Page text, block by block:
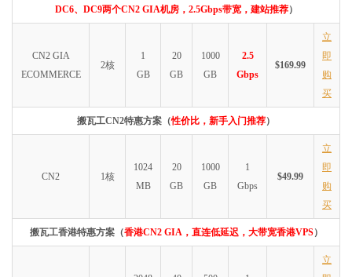
DC6、DC9两个CN2 GIA机房，2.5Gbps带宽，建站推荐）
CN2 GIA
ECOMMERCE
2核
1
GB
20
GB
1000
GB
2.5
Gbps
$169.99
立
即
购
买
搬瓦工CN2特惠方案（性价比，新手入门推荐）
CN2 1核
1024
MB
20
GB
1000
GB
1
Gbps
$49.99
立
即
购
买
搬瓦工香港特惠方案（香港CN2 GIA，直连低延迟，大带宽香港VPS）
立